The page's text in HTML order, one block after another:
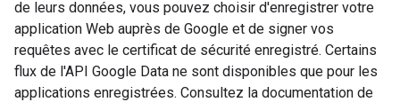
de leurs données, vous pouvez choisir d'enregistrer votre
application Web auprès de Google et de signer vos
requêtes avec le certificat de sécurité enregistré. Certains
flux de l'API Google Data ne sont disponibles que pour les
applications enregistrées. Consultez la documentation de